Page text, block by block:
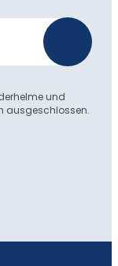
und
ausgeschlossen.